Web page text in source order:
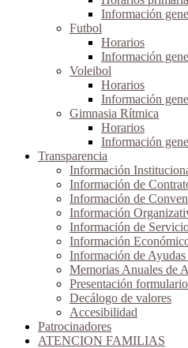
Información
Futbol
Horarios
Información
Voleibol
Horarios
Información
Gimnasia Rítmica
Horarios
Información
Transparencia
Información
Información de
Información de
Información
Información de
Información
Información de
Memorias Anuales de
Presentación
Decálogo de valores
Accesibilidad
Patrocinadores
ATENCION FAMILIAS